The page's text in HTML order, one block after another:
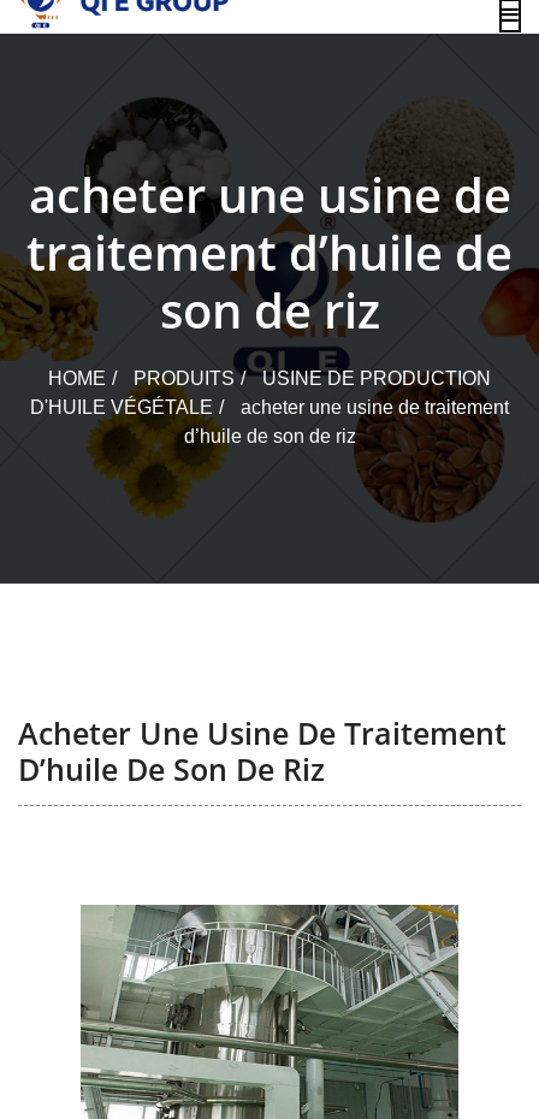
content
acheter une usine de
traitement d’huile de
son de riz
HOME PRODUITS
USINE DE PRODUCTION
D'HUILE VÉGÉTALE
acheter une usine de traitement
d’huile de son de riz
Acheter Une Usine De Traitement
D’huile De Son De Riz